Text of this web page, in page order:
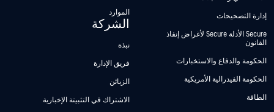
إدارة التصحيحات
Secure الأدلة Secure لأغراض إنفاذ
القانون
الحكومة والدفاع والاستخبارات
الحكومة الفيدرالية الأمريكية
الطاقة
الموارد
الشركة
نبذة
فريق الإدارة
الزبائن
الاشتراك في التثبيتة الإخبارية